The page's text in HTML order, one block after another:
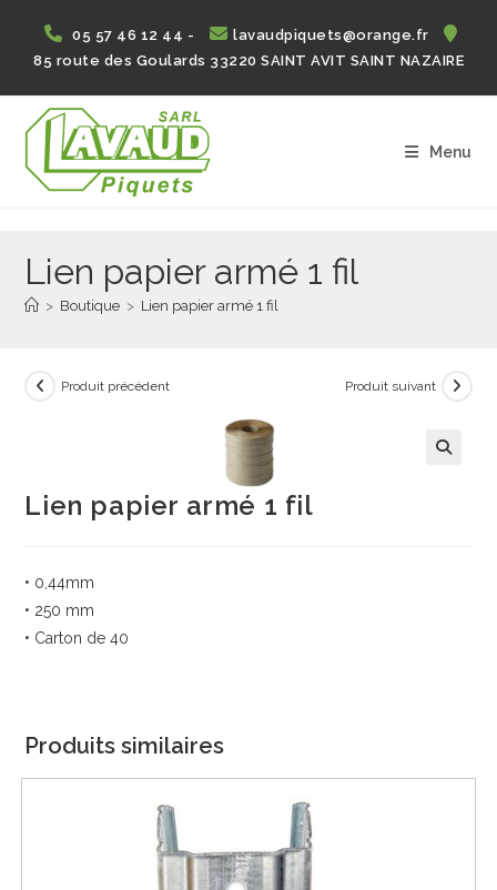
content
05 57 46 12 44 -
lavaudpiquets@orange.fr
85 route des Goulards 33220 SAINT AVIT SAINT NAZAIRE
Menu
Lien papier armé 1 fil
> Boutique > Lien papier armé 1 fil
Produit précédent Produit suivant
Lien papier armé 1 fil
• 0,44mm
• 250 mm
• Carton de 40
Produits similaires